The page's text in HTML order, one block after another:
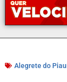
Alegrete do